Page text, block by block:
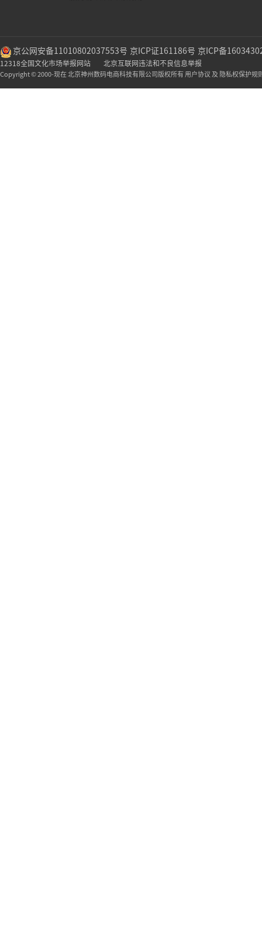
京公网安备11010802037553号 京ICP证161186号 京ICP备
12318全国文化市场举报网站 北京互联网违法和不良信息举报
Copyright © 2000-现在 北京神州数码电商科技有限公司版权所有 用户协议 及 隐私权保护规